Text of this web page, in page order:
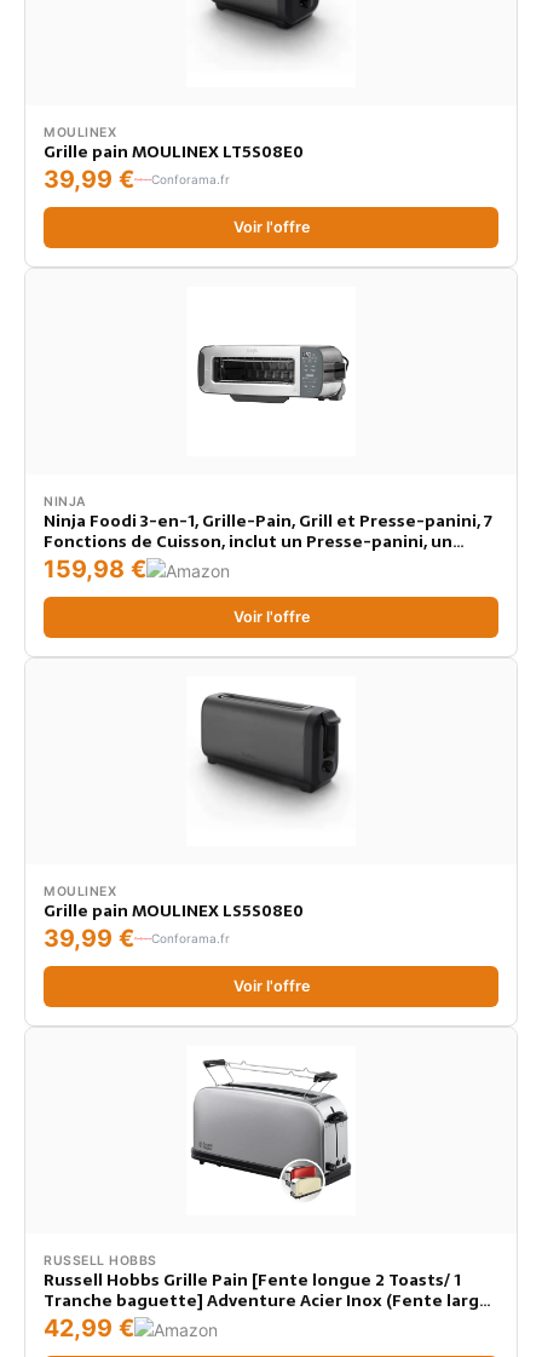
MOULINEX
Grille pain MOULINEX LT5S08E0
39,99 € Conforama.fr
Voir l'offre
NINJA
Ninja Foodi 3-en-1, Grille-Pain, Grill et Presse-panini, 7
Fonctions de Cuisson, inclut un Presse-panini, un
Plateau de Cuisson et un Bac à Miettes, en Acier
Inoxydable, ST202EU
159,98 €
Voir l'offre
MOULINEX
Grille pain MOULINEX LS5S08E0
39,99 € Conforama.fr
Voir l'offre
RUSSELL HOBBS
Russell Hobbs Grille Pain [Fente longue 2 Toasts/ 1
Tranche baguette] Adventure Acier Inox (Fente large,
6 Niveaux de Brunissage rapide réglables,
Surélévation, Décongèle & Réchauffe) 21396-56
42,99 €